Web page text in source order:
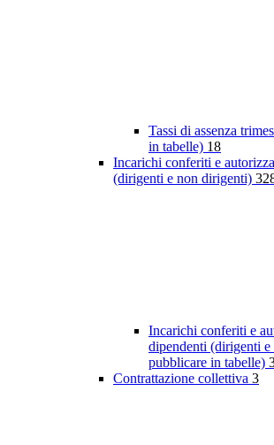
Tassi di assenza
in tabelle) 18
Incarichi conferiti e
(dirigenti e non dirigenti)
Incarichi conferiti e
dipendenti (dirigenti
pubblicare in tabelle)
Contrattazione collettiva 3